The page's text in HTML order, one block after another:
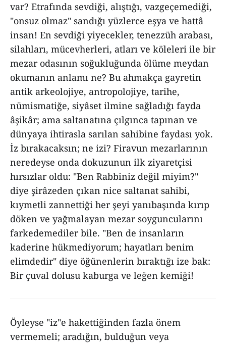
var? Etrafında sevdiği, alıştığı, vazgeçemediği,
"onsuz olmaz" sandığı yüzlerce eşya ve hattâ
insan! En sevdiği yiyecekler, tenezzüh arabası,
silahları, mücevherleri, atları ve köleleri ile bir
mezar odasının soğukluğunda ölüme meydan
okumanın anlamı ne? Bu ahmakça gayretin
antik arkeolojiye, antropolojiye, tarihe,
nümismatiğe, siyâset ilmine sağladığı fayda
âşikâr; ama saltanatına çılgınca tapınan ve
dünyaya ihtirasla sarılan sahibine faydası yok.
İz bırakacaksın; ne izi? Firavun mezarlarının
neredeyse onda dokuzunun ilk ziyaretçisi
hırsızlar oldu: "Ben Rabbiniz değil miyim?"
diye şirâzeden çıkan nice saltanat sahibi,
kıymetli zannettiği her şeyi yanıbaşında kırıp
döken ve yağmalayan mezar soyguncularını
farkedemediler bile. "Ben de insanların
kaderine hükmediyorum; hayatları benim
elimdedir" diye öğünenlerin bıraktığı ize bak:
Bir çuval dolusu kaburga ve leğen kemiği!
Öyleyse "iz"e hakettiğinden fazla önem
vermemeli; aradığın, bulduğun veya